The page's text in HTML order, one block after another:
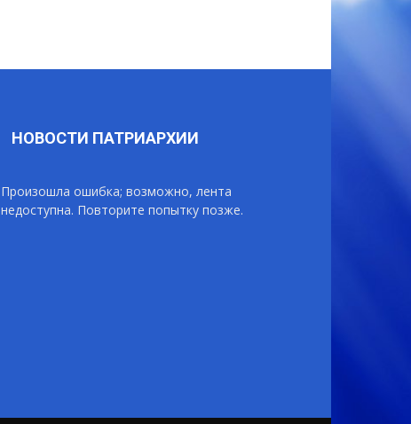
НОВОСТИ ПАТРИАРХИИ
Произошла ошибка; возможно, лента
недоступна. Повторите попытку позже.